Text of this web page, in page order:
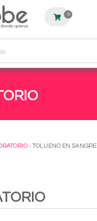
0
- TOLUENO EN SANGRE